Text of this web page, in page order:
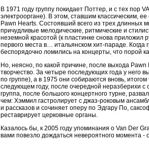
В 1971 году группу покидает Поттер, и с тех пор
электрооргане). В этом, ставшим классическим,
Pawn Hearts. Состоявший всего из трех длинных
причудливые мелодические, ритмические и
неземной красотой (к пластинке снова
первого места в… итальянском хит-параде.
беспорядочно ломились на концерты, что порой
Но, неясно, по какой причине, после выхода
творчество. За четыре последующих года у него
по группе), а в 1975 они собираются вновь,
следующем году, после очередной неразберихи с
группа, после большого концертного турне,
чем: Хэммил гастролирует с джаз-роковым
и рассказов и сочиняет оперу по Эдгару По,
реставрирует церковные органы.
Казалось бы, к 2005 году упоминания о Van Der
вами повезло дождаться невероятного момента -